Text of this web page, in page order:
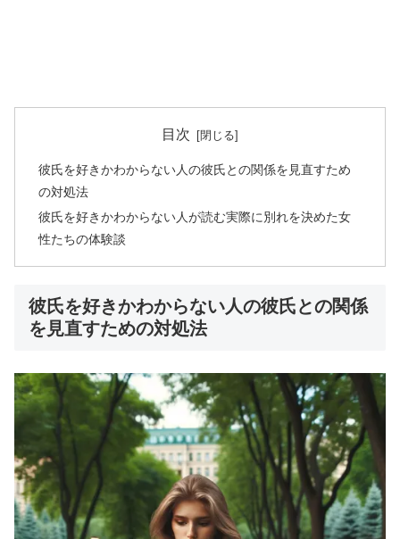
目次
彼氏を好きかわからない人の彼氏との関係を見直すため
の対処法
彼氏を好きかわからない人が読む実際に別れを決めた女
性たちの体験談
彼氏を好きかわからない人の彼氏との関係
を見直すための対処法